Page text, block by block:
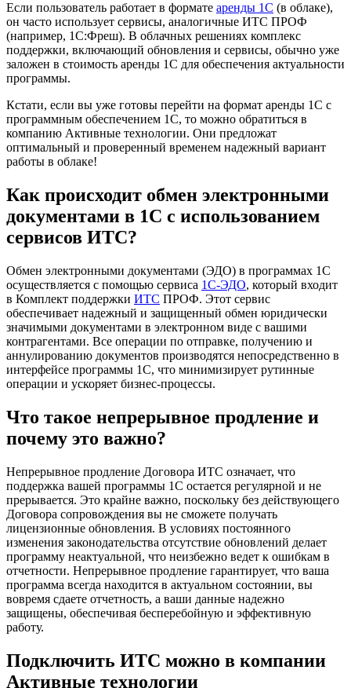
Если пользователь работает в формате аренды 1С (в облаке),
он часто использует сервисы, аналогичные ИТС ПРОФ
(например, 1С:Фреш). В облачных решениях комплекс
поддержки, включающий обновления и сервисы, обычно уже
заложен в стоимость аренды 1С для обеспечения актуальности
программы.
Кстати, если вы уже готовы перейти на формат аренды 1С с
программным обеспечением 1С, то можно обратиться в
компанию Активные технологии. Они предложат
оптимальный и проверенный временем надежный вариант
работы в облаке!
Как происходит обмен электронными
документами в 1С с использованием
сервисов ИТС?
Обмен электронными документами (ЭДО) в программах 1С
осуществляется с помощью сервиса 1С-ЭДО, который входит
в Комплект поддержки ИТС ПРОФ. Этот сервис
обеспечивает надежный и защищенный обмен юридически
значимыми документами в электронном виде с вашими
контрагентами. Все операции по отправке, получению и
аннулированию документов производятся непосредственно в
интерфейсе программы 1С, что минимизирует рутинные
операции и ускоряет бизнес-процессы.
Что такое непрерывное продление и
почему это важно?
Непрерывное продление Договора ИТС означает, что
поддержка вашей программы 1С остается регулярной и не
прерывается. Это крайне важно, поскольку без действующего
Договора сопровождения вы не сможете получать
лицензионные обновления. В условиях постоянного
изменения законодательства отсутствие обновлений делает
программу неактуальной, что неизбежно ведет к ошибкам в
отчетности. Непрерывное продление гарантирует, что ваша
программа всегда находится в актуальном состоянии, вы
вовремя сдаете отчетность, а ваши данные надежно
защищены, обеспечивая бесперебойную и эффективную
работу.
Подключить ИТС можно в компании
Активные технологии